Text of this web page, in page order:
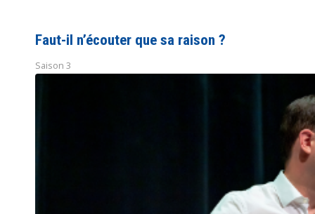
Faut-il n’écouter que sa raison ?
Saison 3